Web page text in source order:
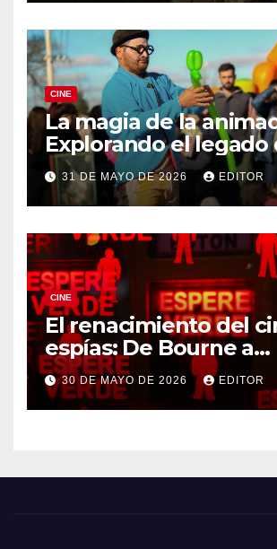
CINE
La magia de la
Explorando el legado
DreamWorks
31 DE MAYO DE 2026 EDITOR
CINE
El renacimiento del
espías: De Bourne a
Treadstone
30 DE MAYO DE 2026 EDITOR